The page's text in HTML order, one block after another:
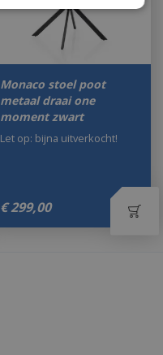
Monaco stoel poot
metaal draai one
moment zwart
€ 299,00
Let op: bijna uitverkocht!